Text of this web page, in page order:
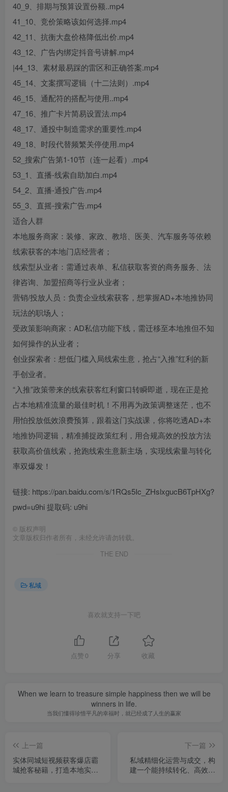
40_9、排期与预算设置份额..mp4
41_10、竞价策略该如何选择.mp4
42_11、抗衡大盘价格降低出价.mp4
43_12、广告内绑定抖音号讲解.mp4
|44_13、素材最易踩的雷区和正确答案.mp4
45_14、文案撰写逻辑（十二法则）.mp4
46_15、通配符的搭配与使用..mp4
47_16、推广卡片简易设置法.mp4
48_17、通投中制造需求的重要性.mp4
49_18、时段代替频繁关停使用.mp4
52_搜索广告第1-10节（连一起看）.mp4
53_1、直播-线索自助加白.mp4
54_2、直播-通投广告.mp4
55_3、直摇-搜索广告.mp4
适合人群
本地服务商家：装修、家政、教培、医美、汽车服务等依赖
线索获客的本地门店经营者；
线索型从业者：需通过表单、私信获取客资的商务服务、法
律咨询、加盟招商等行业从业者；
营销/投放人员：负责企业线索获客，想掌握AD+本地推协同
玩法的职场人；
受政策影响商家：AD私信功能下线，需迁移至本地推但不知
如何操作的从业者；
创业探索者：想低门槛入局线索生意，抢占“入推”红利的新
手创业者。
“入推”政策带来的线索获客红利窗口转瞬即逝，现在正是抢
占本地精准流量的最佳时机！不用再为政策调整迷茫，也不
用怕投放低效浪费预算，跟着这门实战课，你将吃透AD+本
地推协同逻辑，精准捕捉政策红利，用合规高效的投放方法
获取高价值线索，抢跑线索生意新主场，实现线索量与转化
率双爆发！
链接: https://pan.baidu.com/s/1RQs5Ic_ZHslxgucB6TpHXg?
pwd=u9hi 提取码: u9hi
© 版权声明
文章版权归作者所有，未经允许请勿转载。
THE END
私域
喜欢就支持一下吧
点赞 0 分享 收藏
When we learn to treasure simple happiness then we will be
winners in life.
当我们懂得珍惜平凡的幸福时，就已经成了人生的赢家
上一篇
实体同城短视频获客爆店霸
城抢客秘籍，打造本地实体
下一篇
私域精细化运营与成交，构
建一个能持续转化、高效复